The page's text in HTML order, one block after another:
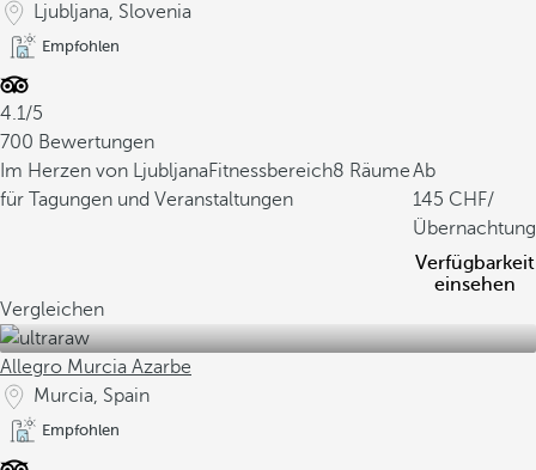
Ljubljana, Slovenia
Empfohlen
4.1/5
700 Bewertungen
Im Herzen von LjubljanaFitnessbereich8 Räume
für Tagungen und Veranstaltungen
Ab
145
/
Übernachtung
Verfügbarkeit
einsehen
Vergleichen
Allegro Murcia Azarbe
Murcia, Spain
Empfohlen